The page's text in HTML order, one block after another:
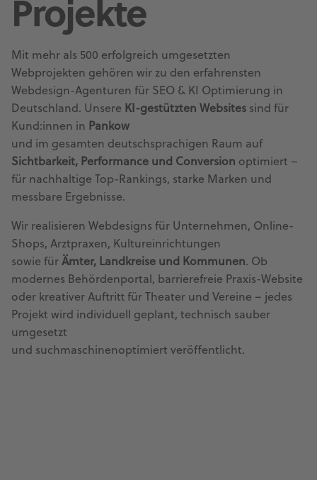
Projekte
Mit mehr als 500 erfolgreich umgesetzten
Webprojekten gehören wir zu den erfahrensten
Webdesign-Agenturen für SEO & KI Optimierung in
Deutschland. Unsere KI-gestützten Websites sind für
Kund:innen in Pankow
und im gesamten deutschsprachigen Raum auf
Sichtbarkeit, Performance und Conversion optimiert –
für nachhaltige Top-Rankings, starke Marken und
messbare Ergebnisse.
Wir realisieren Webdesigns für Unternehmen, Online-
Shops, Arztpraxen, Kultureinrichtungen
sowie für Ämter, Landkreise und Kommunen. Ob
modernes Behördenportal, barrierefreie Praxis-Website
oder kreativer Auftritt für Theater und Vereine – jedes
Projekt wird individuell geplant, technisch sauber
umgesetzt
und suchmaschinenoptimiert veröffentlicht.